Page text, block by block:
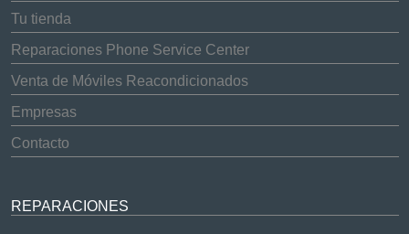
Tu tienda
Reparaciones Phone Service Center
Venta de Móviles Reacondicionados
Empresas
Contacto
REPARACIONES